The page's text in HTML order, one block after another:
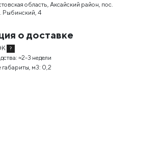
область, Аксайский район, пос.
Рыбинский, 4
о доставке
?
≈2-3 недели
м3: 0,2